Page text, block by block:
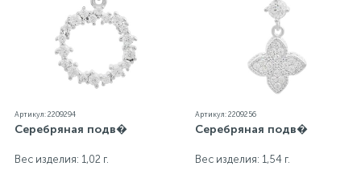
Артикул: 2209294
Серебряная подв�
Вес изделия: 1,02 г.
Артикул: 2209256
Серебряная подв�
Вес изделия: 1,54 г.